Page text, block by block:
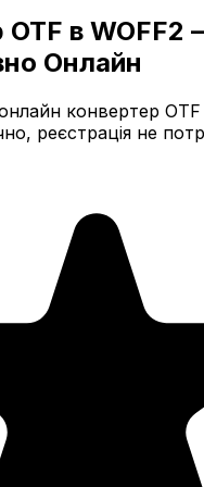
OTF в WOFF2
Онлайн
конвертер OTF
реєстрація не